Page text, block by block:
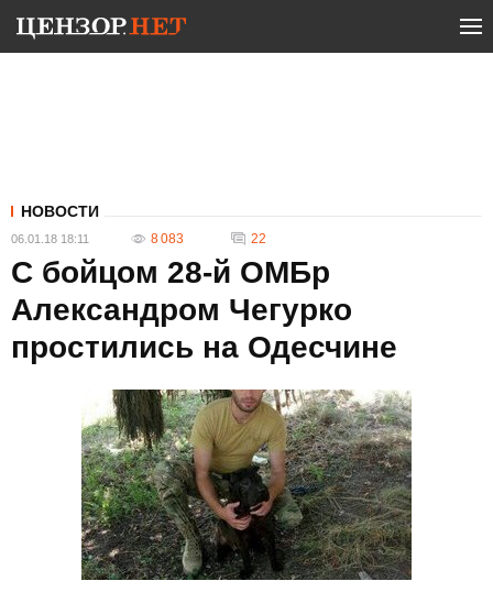
НОВОСТИ
06.01.18 18:11 8 083 22
С бойцом 28-й ОМБр
Александром Чегурко
простились на Одесчине